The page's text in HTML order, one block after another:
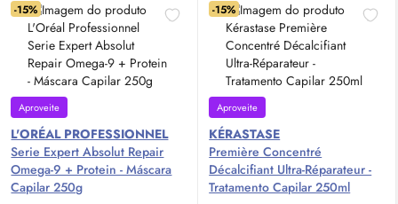
-15%
Aproveite
L'ORÉAL PROFESSIONNEL
Serie Expert Absolut Repair
Omega-9 + Protein - Máscara
Capilar 250g
-15%
Aproveite
KÉRASTASE
Première Concentré
Décalcifiant Ultra-Réparateur -
Tratamento Capilar 250ml